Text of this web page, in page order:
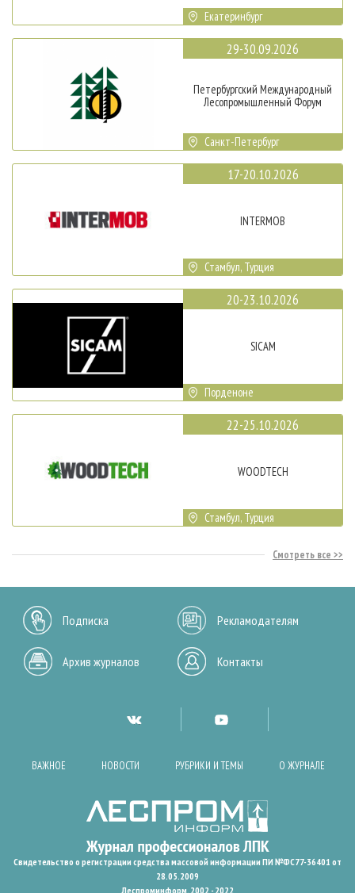
Екатеринбург
29-30.09.2026
Петербургский Международный
Лесопромышленный Форум
Санкт-Петербург
17-20.10.2026
INTERMOB
Стамбул, Турция
20-23.10.2026
SICAM
Порденоне
22-25.10.2026
WOODTECH
Стамбул, Турция
Смотреть все
Подписка Рекламодателям
Архив журналов Контакты
ВАЖНОЕ НОВОСТИ РУБРИКИ И ТЕМЫ О ЖУРНАЛЕ
Свидетельство о регистрации средства массовой информации ПИ №ФС77-36401 от
28.05.2009
Леспроминформ. 2002 - 2022